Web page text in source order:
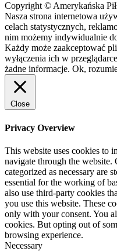
Copyright © Amerykańska
Nasza strona internetowa
celach statystycznych,
nim możemy indywidualnie
Każdy może zaakceptować
wyłączenia ich w
żadne informacje. Ok,
Close
Privacy Overview
This website uses cookies to
navigate through the website.
categorized as necessary are
essential for the working of
also use third-party cookies
you use this website. These
only with your consent. You
cookies. But opting out of
browsing experience.
Necessary